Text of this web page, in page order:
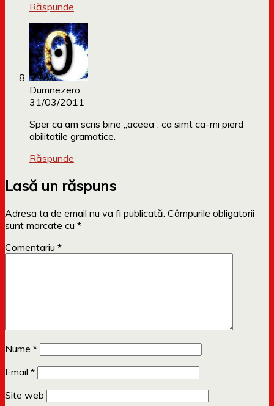
Răspunde
Dumnezero
31/03/2011
Sper ca am scris bine „aceea”, ca simt ca-mi pierd
abilitatile gramatice.
Răspunde
Lasă un răspuns
Adresa ta de email nu va fi publicată. Câmpurile obligatorii
sunt marcate cu *
Comentariu *
Nume *
Email *
Site web